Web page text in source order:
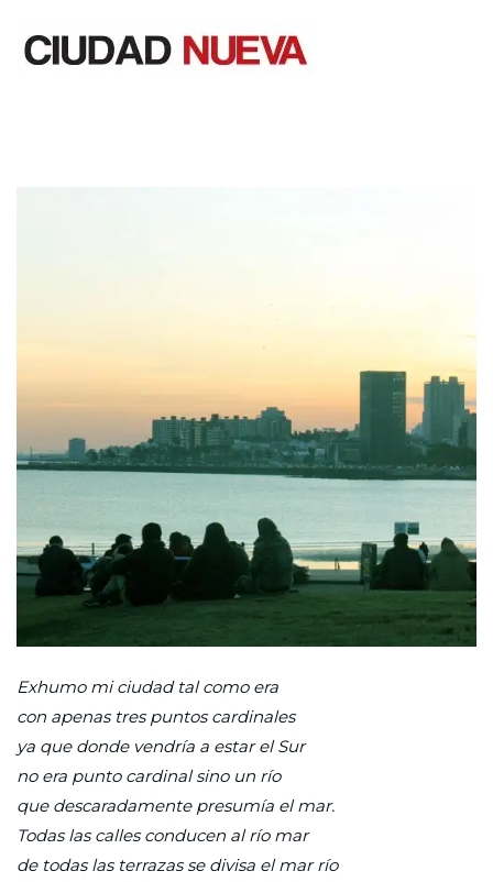
Exhumo mi ciudad tal como era
con apenas tres puntos cardinales
ya que donde vendría a estar el Sur
no era punto cardinal sino un río
que descaradamente presumía el mar.
Todas las calles conducen al río mar
de todas las terrazas se divisa el mar río